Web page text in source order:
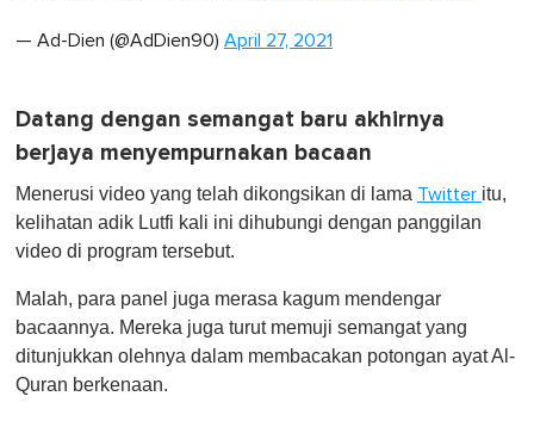
— Ad-Dien (@AdDien90) April 27, 2021
Datang dengan semangat baru akhirnya
berjaya menyempurnakan bacaan
Menerusi video yang telah dikongsikan di lama Twitter itu,
kelihatan adik Lutfi kali ini dihubungi dengan panggilan
video di program tersebut.
Malah, para panel juga merasa kagum mendengar
bacaannya. Mereka juga turut memuji semangat yang
ditunjukkan olehnya dalam membacakan potongan ayat Al-
Quran berkenaan.